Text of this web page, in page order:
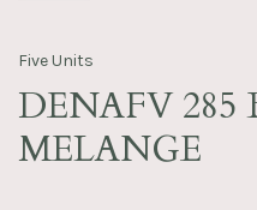
Five Units
DENAFV 285
MELANGE